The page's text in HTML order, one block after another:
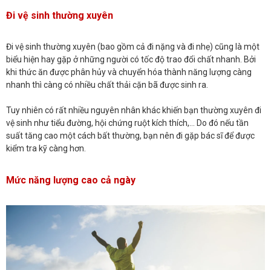
Đi vệ sinh thường xuyên
Đi vệ sinh thường xuyên (bao gồm cả đi nặng và đi nhẹ) cũng là một
biểu hiện hay gặp ở những người có tốc độ trao đổi chất nhanh. Bởi
khi thức ăn được phân hủy và chuyển hóa thành năng lượng càng
nhanh thì càng có nhiều chất thải cặn bã được sinh ra.
Tuy nhiên có rất nhiều nguyên nhân khác khiến bạn thường xuyên đi
vệ sinh như tiểu đường, hội chứng ruột kích thích,… Do đó nếu tần
suất tăng cao một cách bất thường, bạn nên đi gặp bác sĩ để được
kiểm tra kỹ càng hơn.
Mức năng lượng cao cả ngày